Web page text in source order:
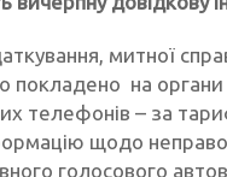
митної
покладено на
телефонів – за
щодо
голосового